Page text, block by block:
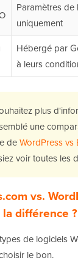
Paramètres de
uniquement
Hébergé par
à leurs
plus
une
deWordPress vs
voir toutes les
vs.
différence ?
de logiciels
le bon.